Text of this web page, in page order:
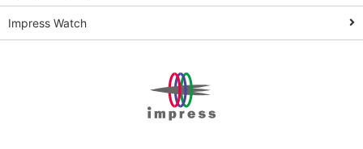
Excel講師の仕事
術
Impress Watch